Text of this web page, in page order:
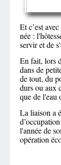
Et c’est
née :
servir et de
En fait, lors
dans de
de tout, du
durs ou aux
que de l'eau
La liaison a
l'année de
opération